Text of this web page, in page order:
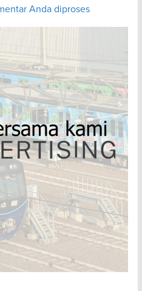
Anda diproses